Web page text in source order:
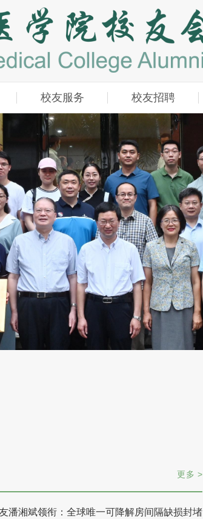
校友服务 校友招聘
更多 >
潘湘斌领衔：全球唯一可降解房间隔缺损封堵